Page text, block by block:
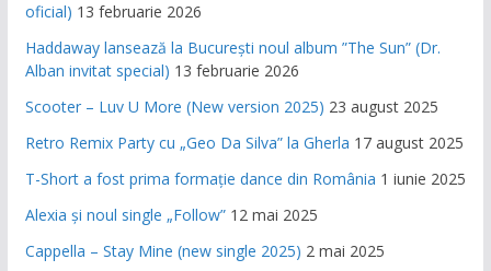
oficial) 13 februarie 2026
Haddaway lansează la București noul album ”The Sun” (Dr.
Alban invitat special) 13 februarie 2026
Scooter – Luv U More (New version 2025) 23 august 2025
Retro Remix Party cu „Geo Da Silva” la Gherla 17 august 2025
T-Short a fost prima formație dance din România 1 iunie 2025
Alexia și noul single „Follow” 12 mai 2025
Cappella – Stay Mine (new single 2025) 2 mai 2025